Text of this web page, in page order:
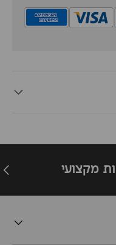
מקצועי